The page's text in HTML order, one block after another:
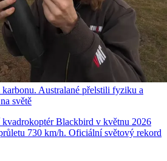
Australané přelstili fyziku a
světě
Blackbird v květnu 2026
730 km/h. Oficiální světový rekord